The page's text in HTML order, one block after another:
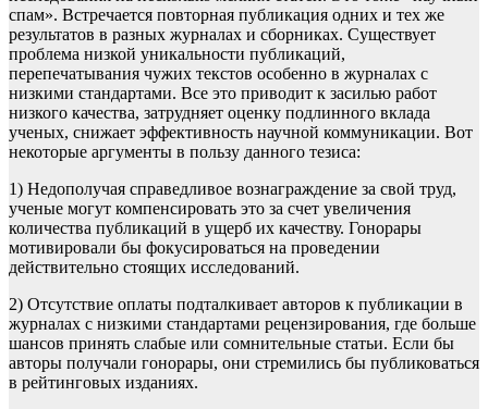
спам». Встречается повторная публикация одних и тех же
результатов в разных журналах и сборниках. Существует
проблема низкой уникальности публикаций,
перепечатывания чужих текстов особенно в журналах с
низкими стандартами. Все это приводит к засилью работ
низкого качества, затрудняет оценку подлинного вклада
ученых, снижает эффективность научной коммуникации. Вот
некоторые аргументы в пользу данного тезиса:
1) Недополучая справедливое вознаграждение за свой труд,
ученые могут компенсировать это за счет увеличения
количества публикаций в ущерб их качеству. Гонорары
мотивировали бы фокусироваться на проведении
действительно стоящих исследований.
2) Отсутствие оплаты подталкивает авторов к публикации в
журналах с низкими стандартами рецензирования, где больше
шансов принять слабые или сомнительные статьи. Если бы
авторы получали гонорары, они стремились бы публиковаться
в рейтинговых изданиях.